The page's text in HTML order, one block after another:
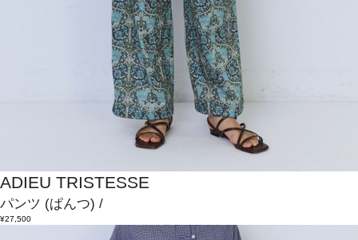
ADIEU TRISTESSE
パンツ (ぱんつ) /
¥27,500